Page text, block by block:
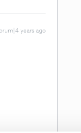
years ago